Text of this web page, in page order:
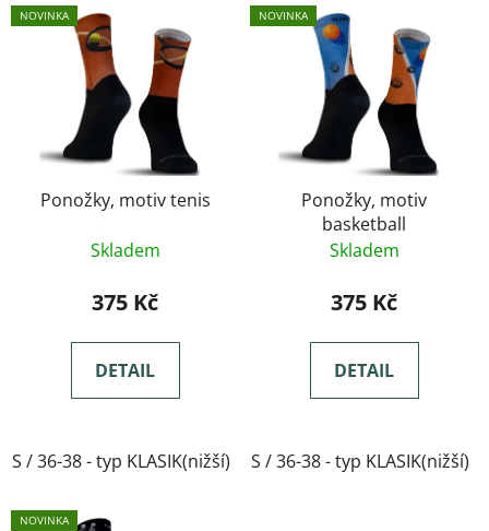
NOVINKA
Ponožky, motiv tenis
Skladem
375 Kč
DETAIL
S / 36-38 - typ KLASIK(nižší) M / 39-41- typ KLASIK(nižší)
NOVINKA
Ponožky, motiv
basketball
Skladem
375 Kč
DETAIL
S / 36-38 - typ KLASIK(nižší)
NOVINKA